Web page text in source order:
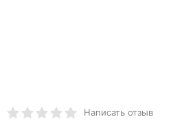
Написать отзыв